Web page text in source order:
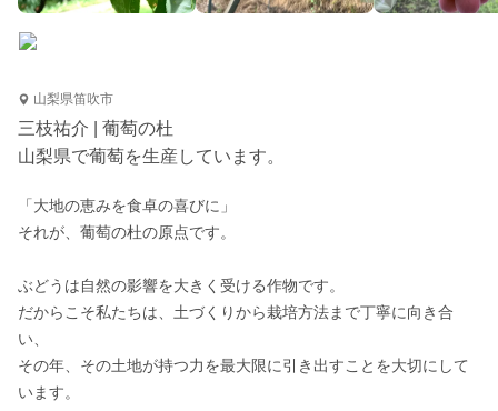
山梨県笛吹市
三枝祐介 | 葡萄の杜
山梨県で葡萄を生産しています。
「大地の恵みを食卓の喜びに」
それが、葡萄の杜の原点です。
ぶどうは自然の影響を大きく受ける作物です。
だからこそ私たちは、土づくりから栽培方法まで丁寧に向き合
い、
その年、その土地が持つ力を最大限に引き出すことを大切にして
います。